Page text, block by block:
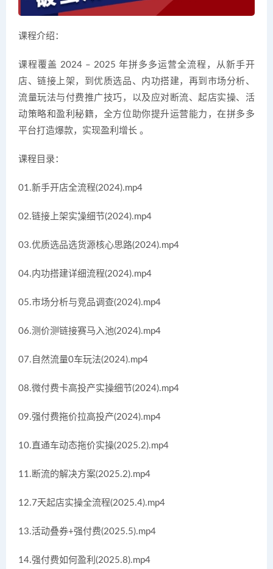
课程介绍：
课程覆盖 2024 – 2025 年拼多多运营全流程，从新手开
店、链接上架，到优质选品、内功搭建，再到市场分析、
流量玩法与付费推广技巧，以及应对断流、起店实操、活
动策略和盈利秘籍，全方位助你提升运营能力，在拼多多
平台打造爆款，实现盈利增长 。
课程目录：
01.新手开店全流程(2024).mp4
02.链接上架实操细节(2024).mp4
03.优质选品选货源核心思路(2024).mp4
04.内功搭建详细流程(2024).mp4
05.市场分析与竞品调查(2024).mp4
06.测价测链接赛马入池(2024).mp4
07.自然流量0车玩法(2024).mp4
08.微付费卡高投产实操细节(2024).mp4
09.强付费拖价拉高投产(2024).mp4
10.直通车动态拖价实操(2025.2).mp4
11.断流的解决方案(2025.2).mp4
12.7天起店实操全流程(2025.4).mp4
13.活动叠券+强付费(2025.5).mp4
14.强付费如何盈利(2025.8).mp4